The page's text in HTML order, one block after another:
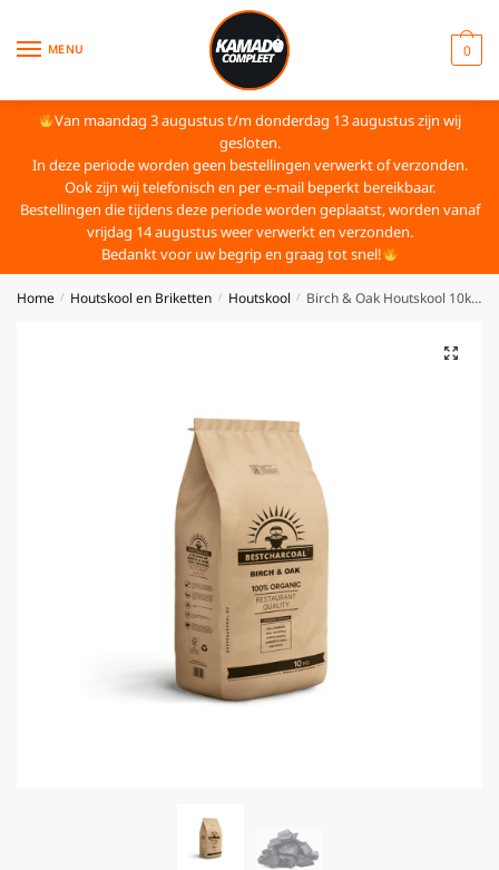
MENU 0
Van maandag 3 augustus t/m donderdag 13 augustus zijn wij
gesloten.
In deze periode worden geen bestellingen verwerkt of verzonden.
Ook zijn wij telefonisch en per e-mail beperkt bereikbaar.
Bestellingen die tijdens deze periode worden geplaatst, worden vanaf
vrijdag 14 augustus weer verwerkt en verzonden.
Bedankt voor uw begrip en graag tot snel!
Home / Houtskool en Briketten / Houtskool / Birch & Oak Houtskool 10kg Bestcharcoal